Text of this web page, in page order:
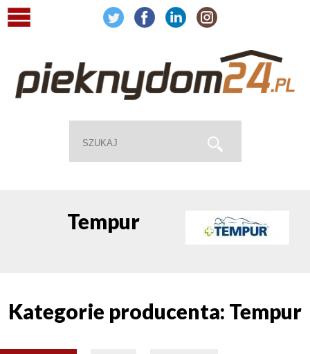
Tempur
Kategorie producenta: Tempur